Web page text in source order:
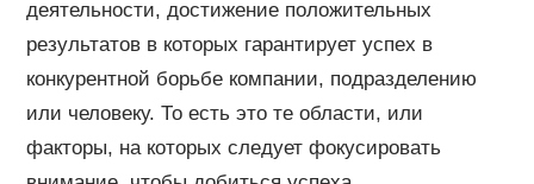
деятельности, достижение положительных
результатов в которых гарантирует успех в
конкурентной борьбе компании, подразделению
или человеку. То есть это те области, или
факторы, на которых следует фокусировать